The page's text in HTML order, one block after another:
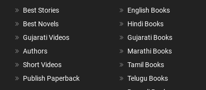
Best Stories
Best Novels
Gujarati Videos
Authors
Short Videos
Publish Paperback
English Books
Hindi Books
Gujarati Books
Marathi Books
Tamil Books
Telugu Books